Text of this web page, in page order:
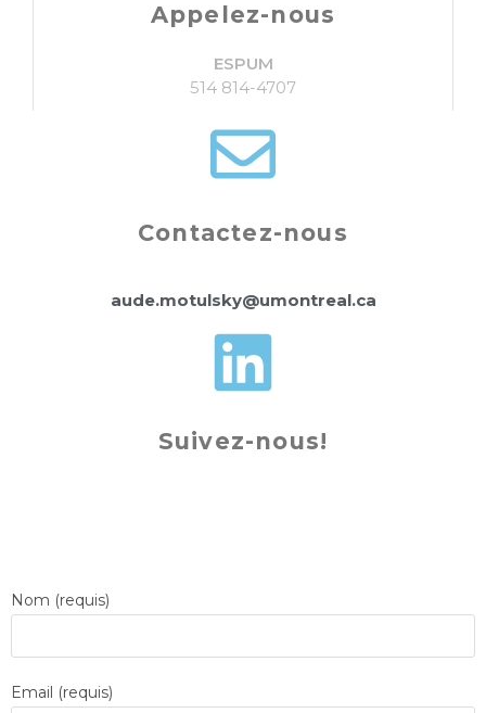
Appelez-nous
ESPUM
514 814-4707
Contactez-nous
aude.motulsky@umontreal.ca
Suivez-nous!
Nom (requis)
Email (requis)